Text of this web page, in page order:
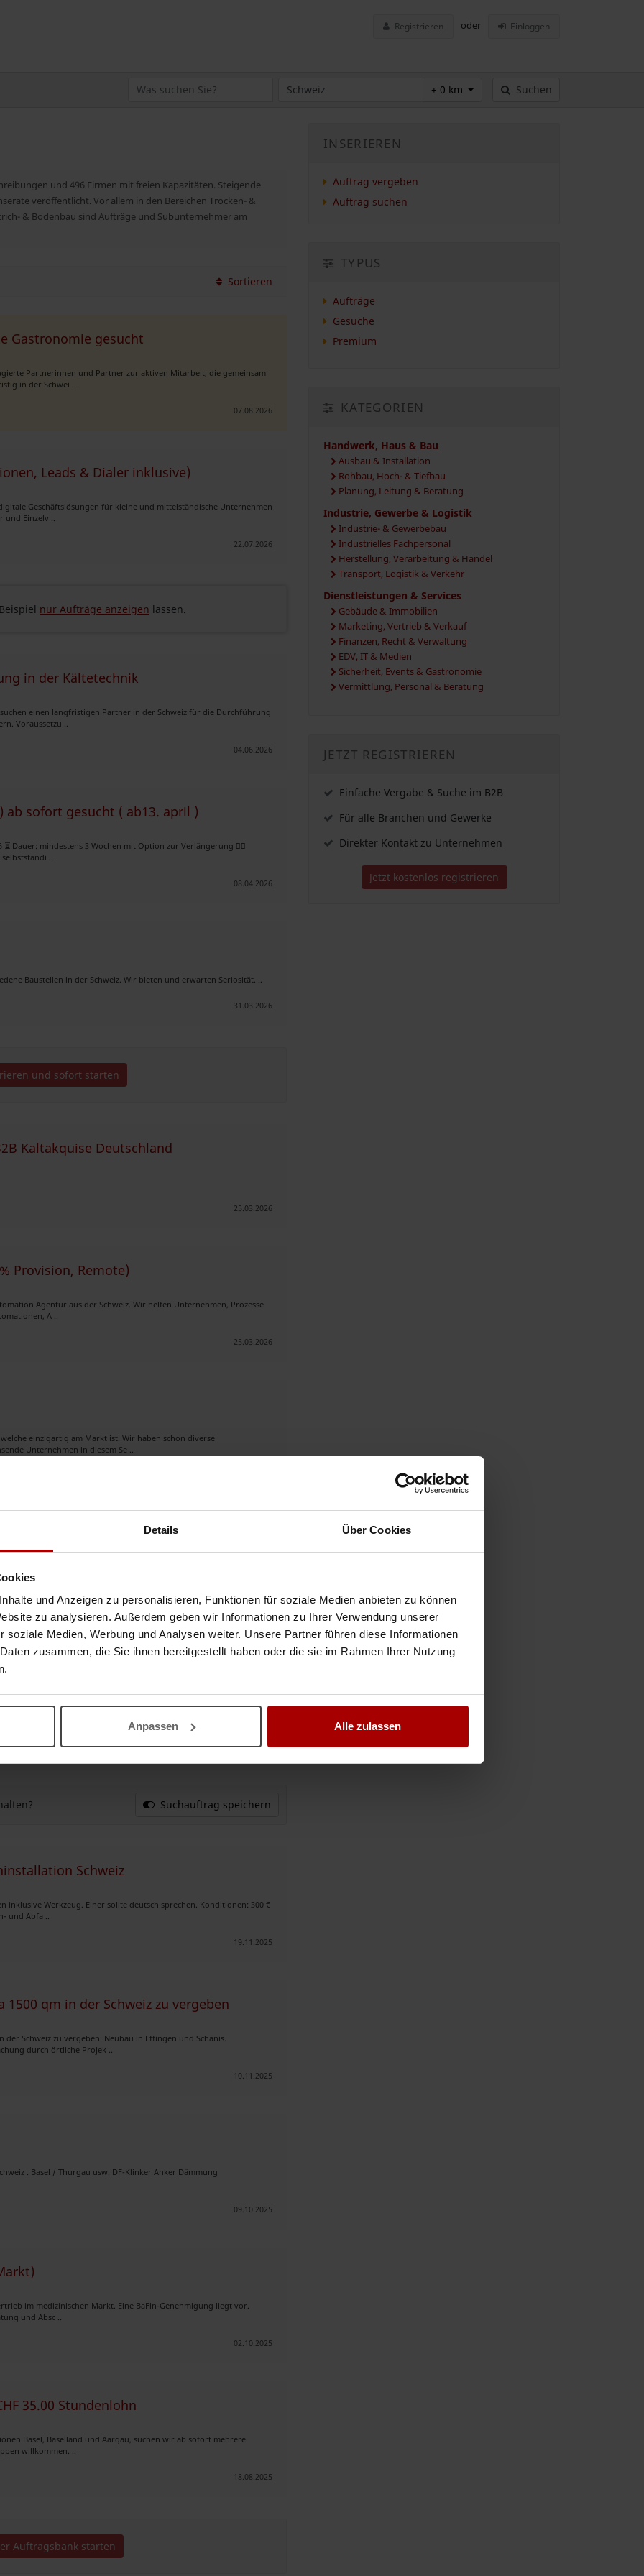
Details Über Cookies
und Anzeigen zu personalisieren, Funktionen für soziale Medien anbieten zu können
zu analysieren. Außerdem geben wir Informationen zu Ihrer Verwendung unserer
soziale Medien, Werbung und Analysen weiter. Unsere Partner führen diese Informationen
zusammen, die Sie ihnen bereitgestellt haben oder die sie im Rahmen Ihrer Nutzung
Anpassen Alle zulassen
Registrieren oder Einloggen
+ 0 km Suchen
und 496 Firmen mit freien Kapazitäten. Steigende
veröffentlicht. Vor allem in den Bereichen Trocken- &
& Bodenbau sind Aufträge und Subunternehmer am
Sortieren
Gastronomie gesucht
Partnerinnen und Partner zur aktiven Mitarbeit, die gemeinsam
in der Schwei ..
07.08.2026
Leads & Dialer inklusive)
Geschäftslösungen für kleine und mittelständische Unternehmen
Einzelv ..
22.07.2026
nur Aufträge anzeigen lassen.
in der Kältetechnik
einen langfristigen Partner in der Schweiz für die Durchführung
Voraussetzu ..
04.06.2026
ab sofort gesucht ( ab13. april )
Dauer: mindestens 3 Wochen mit Option zur Verlängerung 👷‍♂️
..
08.04.2026
Baustellen in der Schweiz. Wir bieten und erwarten Seriosität. ..
31.03.2026
und sofort starten
Kaltakquise Deutschland
25.03.2026
Provision, Remote)
Agentur aus der Schweiz. Wir helfen Unternehmen, Prozesse
A ..
25.03.2026
einzigartig am Markt ist. Wir haben schon diverse
Unternehmen in diesem Se ..
der Schweiz!
• Sichere Leitungsverlegung, Bördeln, Hartlöten • Druckprüfung
..
in der Schweiz
Maurer sowie Klinkerarbeiter zur Zusammenarbeit. 🔹 Einsatzort:
CHF 2 ..
27.02.2026
Suchauftrag speichern
Schweiz
inklusive Werkzeug. Einer sollte deutsch sprechen. Konditionen: 300 €
und Abfa ..
19.11.2025
1500 qm in der Schweiz zu vergeben
Schweiz zu vergeben. Neubau in Effingen und Schänis.
durch örtliche Projek ..
10.11.2025
. Basel / Thurgau usw. DF-Klinker Anker Dämmung
09.10.2025
im medizinischen Markt. Eine BaFin-Genehmigung liegt vor.
und Absc ..
02.10.2025
35.00 Stundenlohn
Basel, Baselland und Aargau, suchen wir ab sofort mehrere
willkommen. ..
18.08.2025
Auftragsbank starten
INSERIEREN
Auftrag vergeben
Auftrag suchen
TYPUS
Aufträge
Gesuche
Premium
KATEGORIEN
Handwerk, Haus & Bau
Ausbau & Installation
Rohbau, Hoch- & Tiefbau
Planung, Leitung & Beratung
Industrie, Gewerbe & Logistik
Industrie- & Gewerbebau
Industrielles Fachpersonal
Herstellung, Verarbeitung & Handel
Transport, Logistik & Verkehr
Dienstleistungen & Services
Gebäude & Immobilien
Marketing, Vertrieb & Verkauf
Finanzen, Recht & Verwaltung
EDV, IT & Medien
Sicherheit, Events & Gastronomie
Vermittlung, Personal & Beratung
JETZT REGISTRIEREN
Einfache Vergabe & Suche im B2B
Für alle Branchen und Gewerke
Direkter Kontakt zu Unternehmen
Jetzt kostenlos registrieren